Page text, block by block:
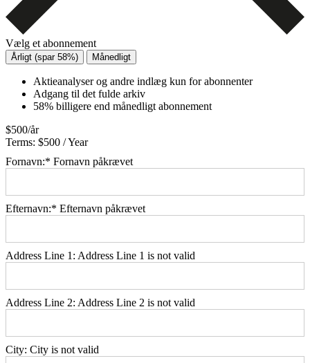
Vælg et abonnement
Årligt (spar 58%) Månedligt
Aktieanalyser og andre indlæg kun for abonnenter
Adgang til det fulde arkiv
58% billigere end månedligt abonnement
$500/år
Terms: $500 / Year
Fornavn:* Fornavn påkrævet
Efternavn:* Efternavn påkrævet
Address Line 1: Address Line 1 is not valid
Address Line 2: Address Line 2 is not valid
City: City is not valid